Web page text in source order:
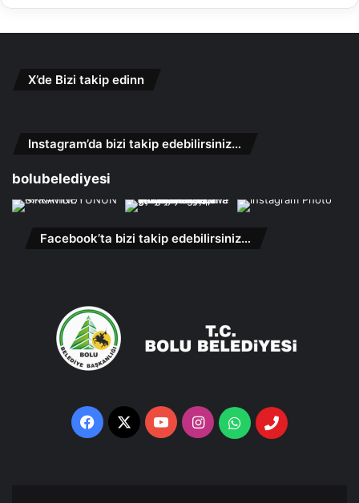
X’de Bizi takip edinn
Instagram’da bizi takip edebilirsiniz…
bolubelediyesi
Facebook’ta bizi takip edebilirsiniz…
Facebook
X YouTubeInstagramWhatsappTelefon